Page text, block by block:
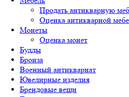
Продать антикварную
Оценка антикварной
Монеты
Оценка монет
Будды
Бронза
Военный антиквариат
Ювелирные изделия
Брендовые вещи
+7 (925) 719-
+7 (499) 390-
Работаем с